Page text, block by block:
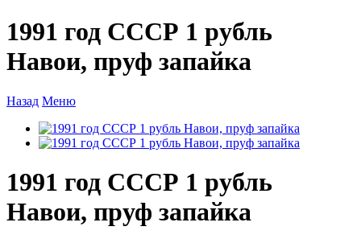
1991 год СССР 1 рубль
Навои, пруф запайка
Назад Меню
1991 год СССР 1 рубль
Навои, пруф запайка